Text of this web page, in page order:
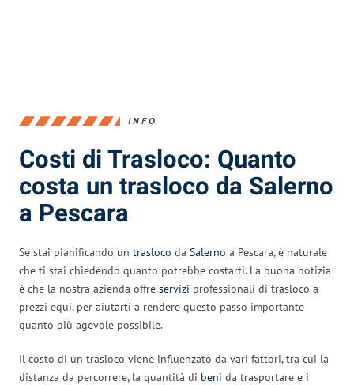
INFO
Costi di Trasloco: Quanto
costa un trasloco da Salerno
a Pescara
Se stai pianificando un trasloco da Salerno a Pescara, è naturale
che ti stai chiedendo quanto potrebbe costarti. La buona notizia
è che la nostra azienda offre servizi professionali di trasloco a
prezzi equi, per aiutarti a rendere questo passo importante
quanto più agevole possibile.
Il costo di un trasloco viene influenzato da vari fattori, tra cui la
distanza da percorrere, la quantità di beni da trasportare e i